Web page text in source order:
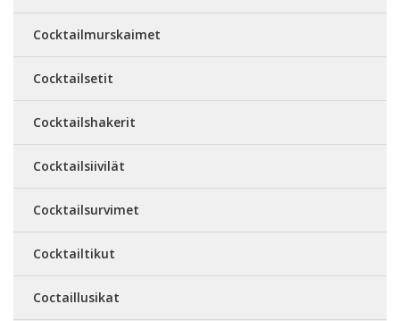
Cocktailmurskaimet
Cocktailsetit
Cocktailshakerit
Cocktailsiivilät
Cocktailsurvimet
Cocktailtikut
Coctaillusikat